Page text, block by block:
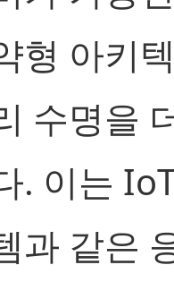
형 아키
수명을
. 이는
과 같은